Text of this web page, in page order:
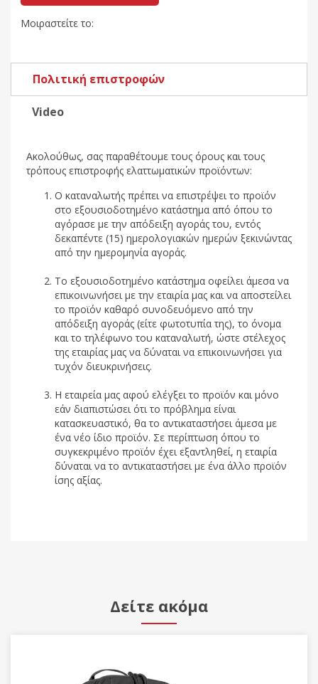
Μοιραστείτε το:
Πολιτική επιστροφών
Video
Ακολούθως, σας παραθέτουμε τους όρους και τους
τρόπους επιστροφής ελαττωματικών προϊόντων:
Ο καταναλωτής πρέπει να επιστρέψει το προϊόν
στο εξουσιοδοτημένο κατάστημα από όπου το
αγόρασε με την απόδειξη αγοράς του, εντός
δεκαπέντε (15) ημερολογιακών ημερών ξεκινώντας
από την ημερομηνία αγοράς.
Το εξουσιοδοτημένο κατάστημα οφείλει άμεσα να
επικοινωνήσει με την εταιρία μας και να αποστείλει
το προϊόν καθαρό συνοδευόμενο από την
απόδειξη αγοράς (είτε φωτοτυπία της), το όνομα
και το τηλέφωνο του καταναλωτή, ώστε στέλεχος
της εταιρίας μας να δύναται να επικοινωνήσει για
τυχόν διευκρινήσεις.
Η εταιρεία μας αφού ελέγξει το προϊόν και μόνο
εάν διαπιστώσει ότι το πρόβλημα είναι
κατασκευαστικό, θα το αντικαταστήσει άμεσα με
ένα νέο ίδιο προϊόν. Σε περίπτωση όπου το
συγκεκριμένο προϊόν έχει εξαντληθεί, η εταιρία
δύναται να το αντικαταστήσει με ένα άλλο προϊόν
ίσης αξίας.
Δείτε ακόμα